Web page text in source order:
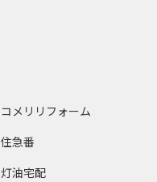
コメリリフォーム
住急番
灯油宅配